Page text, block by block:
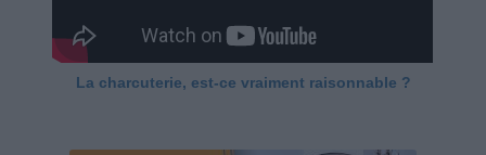
La charcuterie, est-ce vraiment raisonnable ?